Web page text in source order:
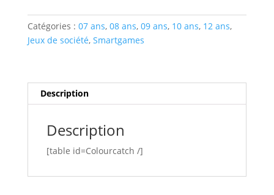
Catégories : 07 ans, 08 ans, 09 ans, 10 ans, 12 ans,
Jeux de société, Smartgames
Description
Description
[table id=Colourcatch /]